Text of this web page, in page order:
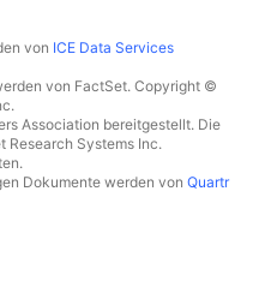
von ICE Data Services
von FactSet. Copyright ©
Association bereitgestellt. Die
Research Systems Inc.
Dokumente werden von Quartr